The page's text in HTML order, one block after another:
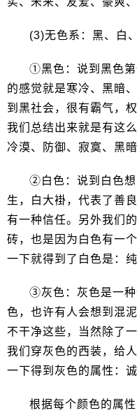
(3)无色系：黑、白
①黑色：说到黑色第
的感觉就是寒冷、黑暗
到黑社会，很有霸气，
我们总结出来就是有这
冷漠、防御、寂寞、黑
②白色：说到白色想
生，白大褂，代表了善
有一种信任。另外我们
砖，也是因为白色有一
一下就得到了白色是：
③灰色：灰色是一种
色，也许有人会想到混
不干净这些，当然除了
我们穿灰色的西装，给
一下得到灰色的属性：
根据每个颜色的属